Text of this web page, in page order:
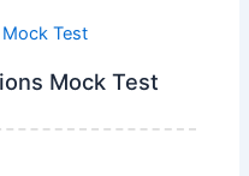
Mock Test